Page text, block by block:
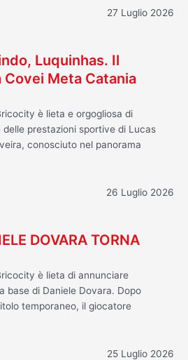
27 Luglio 2026
Luquinhas. Il
Meta Catania
è lieta e orgogliosa di
delle prestazioni sportive di Lucas
conosciuto nel panorama
26 Luglio 2026
DOVARA TORNA
è lieta di annunciare
base di Daniele Dovara. Dopo
temporaneo, il giocatore
25 Luglio 2026